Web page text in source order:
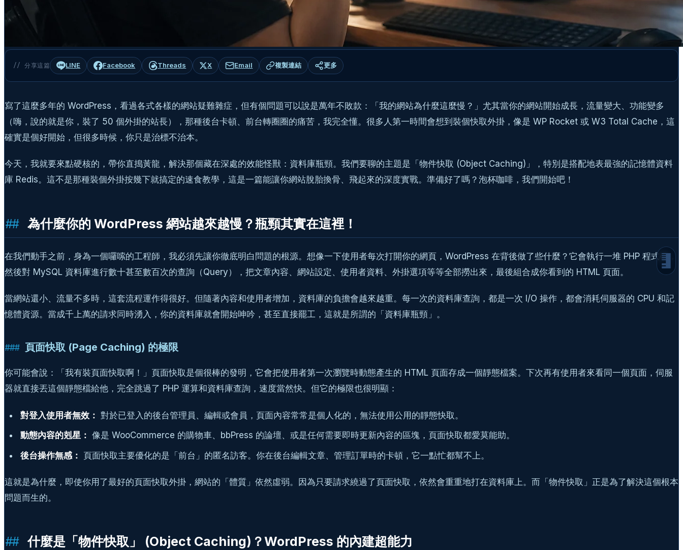
// 分享這篇 LINE Facebook Threads X Email 複製連結 更多
寫了這麼多年的 WordPress，看過各式各樣的網站疑難雜症，但有個問題可以說是萬年不敗款：「我的網站為什麼這麼慢？」尤其當你的網站開始成長，流量變大、功能變多
（嗨，說的就是你，裝了 50 個外掛的站長），那種後台卡頓、前台轉圈圈的痛苦，我完全懂。很多人第一時間會想到裝個快取外掛，像是 WP Rocket 或 W3 Total Cache，這
確實是個好開始，但很多時候，你只是治標不治本。
今天，我就要來點硬核的，帶你直搗黃龍，解決那個藏在深處的效能怪獸：資料庫瓶頸。我們要聊的主題是「物件快取 (Object Caching)」，特別是搭配地表最強的記憶體資料
庫 Redis。這不是那種裝個外掛按幾下就搞定的速食教學，這是一篇能讓你網站脫胎換骨、飛起來的深度實戰。準備好了嗎？泡杯咖啡，我們開始吧！
為什麼你的 WordPress 網站越來越慢？瓶頸其實在這裡！
在我們動手之前，身為一個囉嗦的工程師，我必須先讓你徹底明白問題的根源。想像一下使用者每次打開你的網頁，WordPress 在背後做了些什麼？它會執行一堆 PHP 程式碼，
然後對 MySQL 資料庫進行數十甚至數百次的查詢（Query），把文章內容、網站設定、使用者資料、外掛選項等等全部撈出來，最後組合成你看到的 HTML 頁面。
當網站還小、流量不多時，這套流程運作得很好。但隨著內容和使用者增加，資料庫的負擔會越來越重。每一次的資料庫查詢，都是一次 I/O 操作，都會消耗伺服器的 CPU 和記
憶體資源。當成千上萬的請求同時湧入，你的資料庫就會開始呻吟，甚至直接罷工，這就是所謂的「資料庫瓶頸」。
頁面快取 (Page Caching) 的極限
你可能會說：「我有裝頁面快取啊！」頁面快取是個很棒的發明，它會把使用者第一次瀏覽時動態產生的 HTML 頁面存成一個靜態檔案。下次再有使用者來看同一個頁面，伺服
器就直接丟這個靜態檔給他，完全跳過了 PHP 運算和資料庫查詢，速度當然快。但它的極限也很明顯：
對登入使用者無效： 對於已登入的後台管理員、編輯或會員，頁面內容常常是個人化的，無法使用公用的靜態快取。
動態內容的剋星： 像是 WooCommerce 的購物車、bbPress 的論壇、或是任何需要即時更新內容的區塊，頁面快取都愛莫能助。
後台操作無感： 頁面快取主要優化的是「前台」的匿名訪客。你在後台編輯文章、管理訂單時的卡頓，它一點忙都幫不上。
這就是為什麼，即使你用了最好的頁面快取外掛，網站的「體質」依然虛弱。因為只要請求繞過了頁面快取，依然會重重地打在資料庫上。而「物件快取」正是為了解決這個根本
問題而生的。
什麼是「物件快取」 (Object Caching)？WordPress 的內建超能力
頸其實在這裡！
頁面快取 (Page Caching) 的極限
實戰教學：三步驟為你的 WordPress 網站
裝上 Redis 加速器
步驟二：安裝 PHP Redis 擴充套件
需要專業協助嗎？